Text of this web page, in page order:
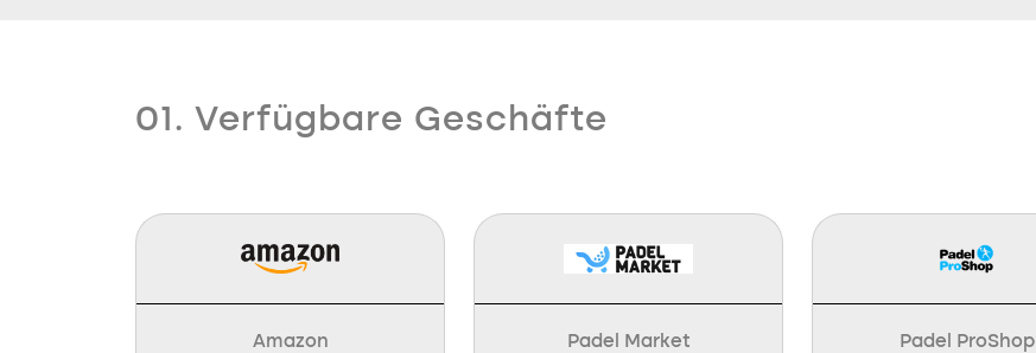
01. Verfügbare Geschäfte
Amazon
Padel Market
Padel ProShop